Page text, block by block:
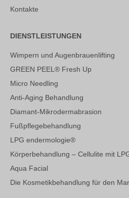
Kontakte
DIENSTLEISTUNGEN
Wimpern und Augenbrauenlifting
GREEN PEEL® Fresh Up
Micro Needling
Anti-Aging Behandlung
Diamant-Mikrodermabrasion
Fußpflegebehandlung
LPG endermologie®
Körperbehandlung – Cellulite mit
Aqua Facial
Die Kosmetikbehandlung für den